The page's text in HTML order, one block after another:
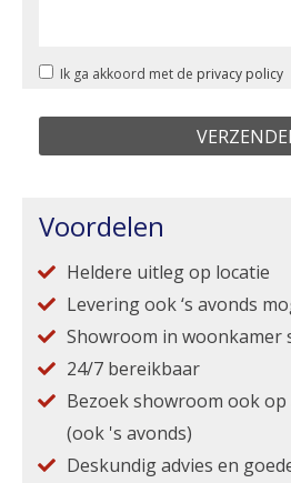
Ik ga akkoord met de privacy policy
Voordelen
Heldere uitleg op locatie
Levering ook ‘s avonds
Showroom in woonkamer
24/7 bereikbaar
Bezoek showroom ook
(ook 's avonds)
Deskundig advies en